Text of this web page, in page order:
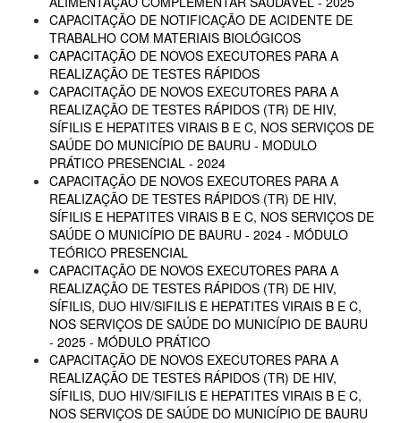
CAPACITAÇÃO DE NOTIFICAÇÃO DE ACIDENTE DE
TRABALHO COM MATERIAIS BIOLÓGICOS
CAPACITAÇÃO DE NOVOS EXECUTORES PARA A
REALIZAÇÃO DE TESTES RÁPIDOS
CAPACITAÇÃO DE NOVOS EXECUTORES PARA A
REALIZAÇÃO DE TESTES RÁPIDOS (TR) DE HIV,
SÍFILIS E HEPATITES VIRAIS B E C, NOS SERVIÇOS DE
SAÚDE DO MUNICÍPIO DE BAURU - MODULO
PRÁTICO PRESENCIAL - 2024
CAPACITAÇÃO DE NOVOS EXECUTORES PARA A
REALIZAÇÃO DE TESTES RÁPIDOS (TR) DE HIV,
SÍFILIS E HEPATITES VIRAIS B E C, NOS SERVIÇOS DE
SAÚDE O MUNICÍPIO DE BAURU - 2024 - MÓDULO
TEÓRICO PRESENCIAL
CAPACITAÇÃO DE NOVOS EXECUTORES PARA A
REALIZAÇÃO DE TESTES RÁPIDOS (TR) DE HIV,
SÍFILIS, DUO HIV/SIFILIS E HEPATITES VIRAIS B E C,
NOS SERVIÇOS DE SAÚDE DO MUNICÍPIO DE BAURU
- 2025 - MÓDULO PRÁTICO
CAPACITAÇÃO DE NOVOS EXECUTORES PARA A
REALIZAÇÃO DE TESTES RÁPIDOS (TR) DE HIV,
SÍFILIS, DUO HIV/SIFILIS E HEPATITES VIRAIS B E C,
NOS SERVIÇOS DE SAÚDE DO MUNICÍPIO DE BAURU